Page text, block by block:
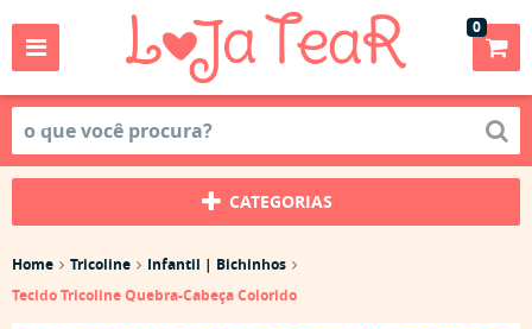
0
CATEGORIAS
Home Tricoline
Infantil | Bichinhos
Tecido Tricoline Quebra-Cabeça Colorido